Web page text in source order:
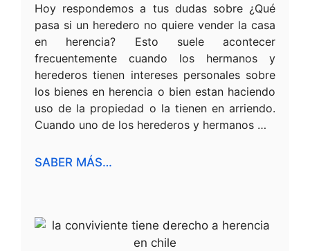
Hoy respondemos a tus dudas sobre ¿Qué
pasa si un heredero no quiere vender la casa
en herencia? Esto suele acontecer
frecuentemente cuando los hermanos y
herederos tienen intereses personales sobre
los bienes en herencia o bien estan haciendo
uso de la propiedad o la tienen en arriendo.
Cuando uno de los herederos y hermanos …
SABER MÁS…